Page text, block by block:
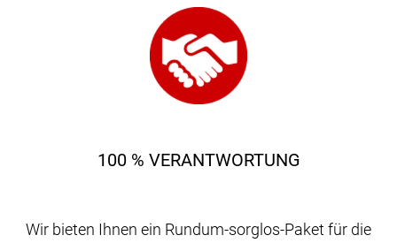
100 % VERANTWORTUNG
Wir bieten Ihnen ein Rundum-sorglos-Paket für die